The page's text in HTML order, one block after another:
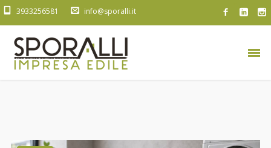
3933256581 info@sporalli.it